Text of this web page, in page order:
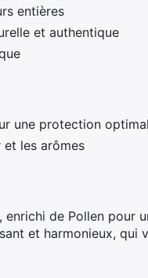
entières
et authentique
une protection
les arômes
de Pollen pour
et harmonieux, qui